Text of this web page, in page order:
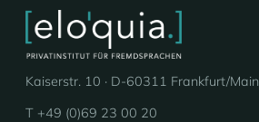
Kaiserstr. 10 · D-60311 Frankfurt/Main
T +49 (0)69 23 00 20